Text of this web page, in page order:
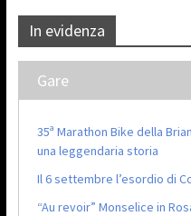
In evidenza
Gare
35ª Marathon Bike della
una leggendaria storia
Il 6 settembre l’esordio di
“Au revoir” Monselice in